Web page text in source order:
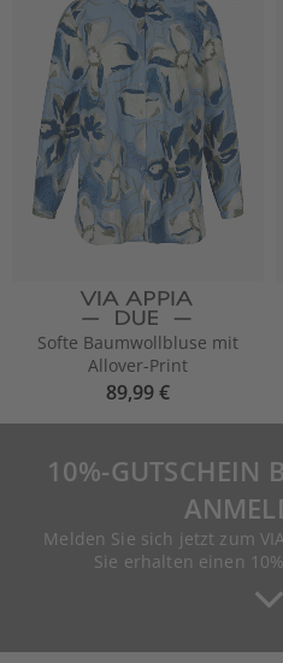
Softe Baumwollbluse mit
Allover-Print
89,99 €
10%-GUTSCHEIN
Melden Sie sich jetzt zum
Sie erhalten einen